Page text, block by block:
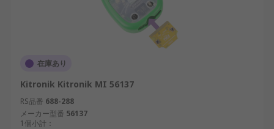
在庫あり
Kitronik Kitronik MI 56137
RS品番 688-288
メーカー型番 56137
1個小計：